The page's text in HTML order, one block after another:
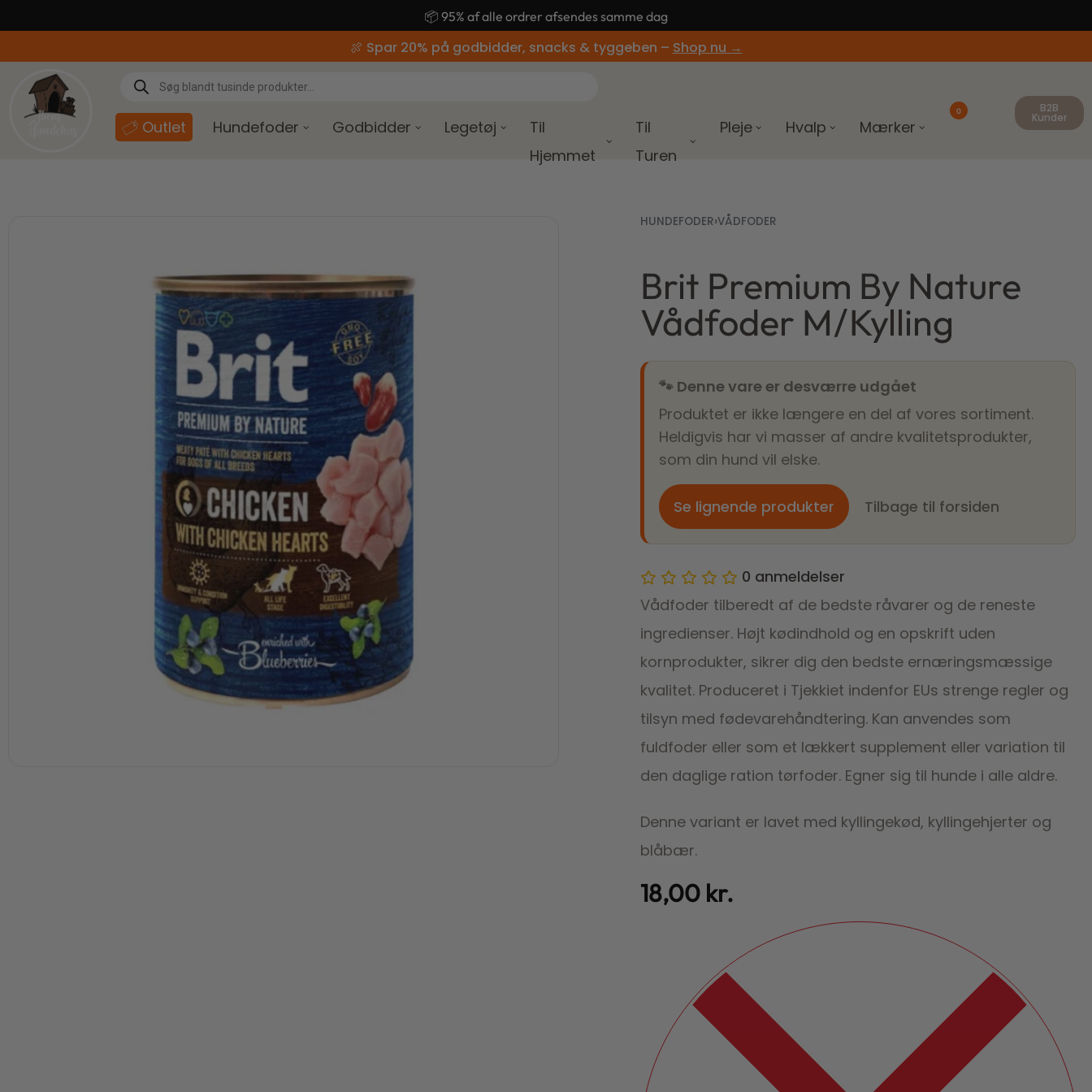
🚚 Gratis fragt ved køb over 499,-
🍖 Spar 20% på godbidder, snacks & tyggeben – Shop nu →
Outlet Hundefoder Godbidder Legetøj
Til
Hjemmet
Til
Turen
Pleje Hvalp Mærker
0 B2B
Kunder
HUNDEFODER›VÅDFODER
24,00 kr.
18,00 kr.
Brit Premium By Nature
Vådfoder M/Kylling
🐾 Denne vare er desværre udgået
Produktet er ikke længere en del af vores sortiment.
Heldigvis har vi masser af andre kvalitetsprodukter,
som din hund vil elske.
Se lignende produkter Tilbage til forsiden
0 anmeldelser
Vådfoder tilberedt af de bedste råvarer og de reneste
ingredienser. Højt kødindhold og en opskrift uden
kornprodukter, sikrer dig den bedste ernæringsmæssige
kvalitet. Produceret i Tjekkiet indenfor EUs strenge regler og
tilsyn med fødevarehåndtering. Kan anvendes som
fuldfoder eller som et lækkert supplement eller variation til
den daglige ration tørfoder. Egner sig til hunde i alle aldre.
Denne variant er lavet med kyllingekød, kyllingehjerter og
blåbær.
18,00 kr.